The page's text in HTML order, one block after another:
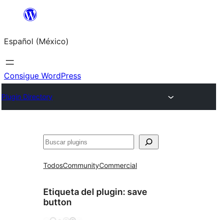
Saltar
contenido
Español (México)
Consigue WordPress
Plugin Directory
Buscar
TodosCommunityCommercial
Etiqueta del plugin: save
button